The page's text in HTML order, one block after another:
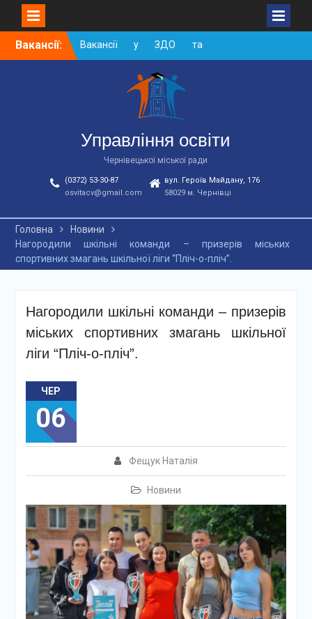
SkipВакансії:
Вакансії у ЗДО та
дошкільних підрозділах
ЗЗСО станом на
01.08.2026 р.
Вакансії ЗЗСО серпень
Вакансії ЗЗСО червень
2026
Управління освіти
Чернівецької міської ради
(0372) 53-30-87
osvitacv@gmail.com
вул. Героїв Майдану, 176
58029 м. Чернівці
Головна
Новини
Нагородили шкільні команди – призерів міських
спортивних змагань шкільної ліги “Пліч-о-пліч”.
Нагородили шкільні команди – призерів
міських спортивних змагань шкільної
ліги “Пліч-о-пліч”.
ЧЕР
06
Фещук Наталія
Новини